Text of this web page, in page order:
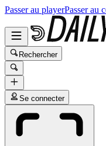
Passer au playerPasser au
Rechercher
Se connecter